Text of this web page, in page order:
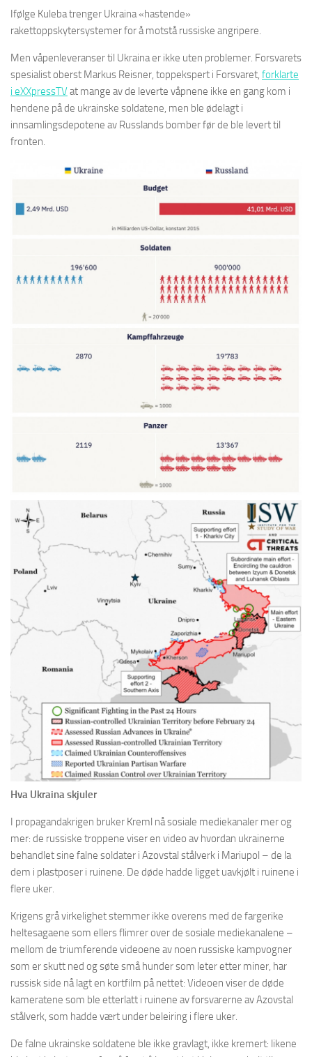
Ifølge Kuleba trenger Ukraina «hastende»
rakettoppskytersystemer for å motstå russiske angripere.
Men våpenleveranser til Ukraina er ikke uten problemer. Forsvarets
spesialist oberst Markus Reisner, toppekspert i Forsvaret, forklarte
i eXXpressTVat mange av de leverte våpnene ikke en gang kom i
hendene på de ukrainske soldatene, men ble ødelagt i
innsamlingsdepotene av Russlands bomber før de ble levert til
fronten.
Hva Ukraina skjuler
I propagandakrigen bruker Kreml nå sosiale mediekanaler mer og
mer: de russiske troppene viser en video av hvordan ukrainerne
behandlet sine falne soldater i Azovstal stålverk i Mariupol – de la
dem i plastposer i ruinene. De døde hadde ligget uavkjølt i ruinene i
flere uker.
Krigens grå virkelighet stemmer ikke overens med de fargerike
heltesagaene som ellers flimrer over de sosiale mediekanalene –
mellom de triumferende videoene av noen russiske kampvogner
som er skutt ned og søte små hunder som leter etter miner, har
russisk side nå lagt en kortfilm på nettet: Videoen viser de døde
kameratene som ble etterlatt i ruinene av forsvarerne av Azovstal
stålverk, som hadde vært under beleiring i flere uker.
De falne ukrainske soldatene ble ikke gravlagt, ikke kremert: likene